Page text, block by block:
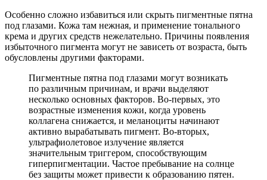
Особенно сложно избавиться или скрыть пигментные пятна
под глазами. Кожа там нежная, и применение тонального
крема и других средств нежелательно. Причины появления
избыточного пигмента могут не зависеть от возраста, быть
обусловлены другими факторами.
Пигментные пятна под глазами могут возникать
по различным причинам, и врачи выделяют
несколько основных факторов. Во-первых, это
возрастные изменения кожи, когда уровень
коллагена снижается, и меланоциты начинают
активно вырабатывать пигмент. Во-вторых,
ультрафиолетовое излучение является
значительным триггером, способствующим
гиперпигментации. Частое пребывание на солнце
без защиты может привести к образованию пятен.